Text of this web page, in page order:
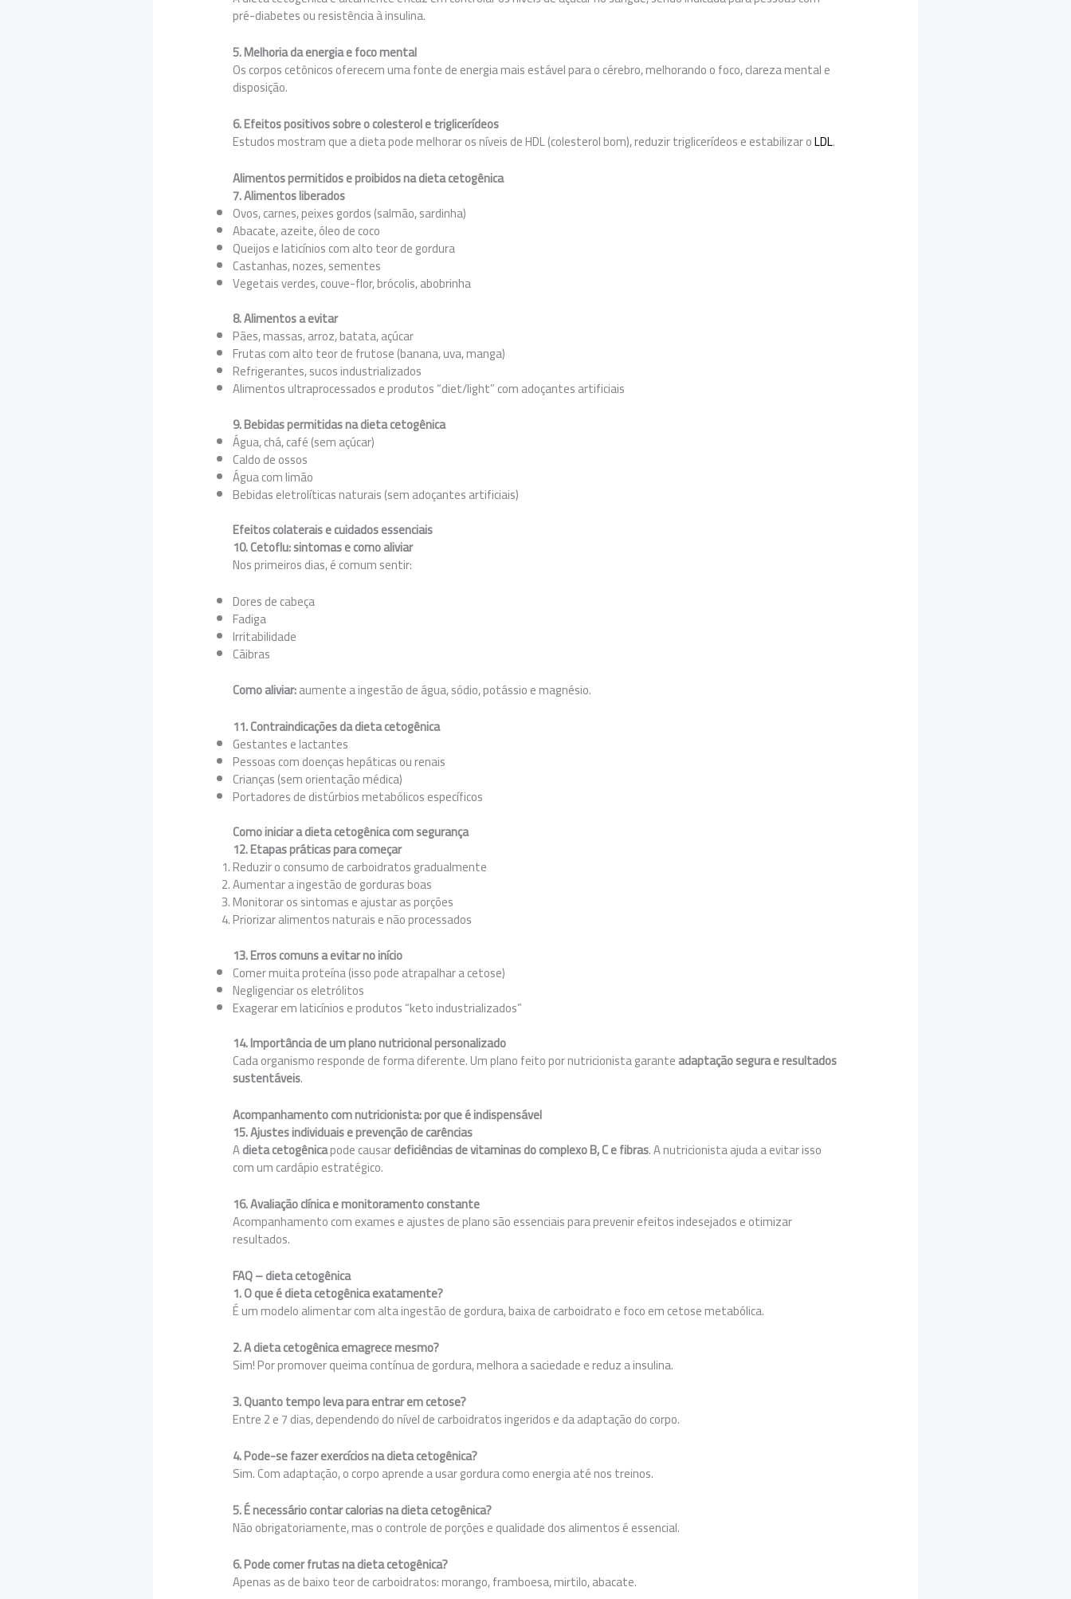
pré-diabetes ou resistência à insulina.
5. Melhoria da energia e foco mental
Os corpos cetônicos oferecem uma fonte de energia mais estável para o cérebro, melhorando o foco, clareza mental e
disposição.
6. Efeitos positivos sobre o colesterol e triglicerídeos
Estudos mostram que a dieta pode melhorar os níveis de HDL (colesterol bom), reduzir triglicerídeos e estabilizar oLDL.
Alimentos permitidos e proibidos na dieta cetogênica
7. Alimentos liberados
Ovos, carnes, peixes gordos (salmão, sardinha)
Abacate, azeite, óleo de coco
Queijos e laticínios com alto teor de gordura
Castanhas, nozes, sementes
Vegetais verdes, couve-flor, brócolis, abobrinha
8. Alimentos a evitar
Pães, massas, arroz, batata, açúcar
Frutas com alto teor de frutose (banana, uva, manga)
Refrigerantes, sucos industrializados
Alimentos ultraprocessados e produtos “diet/light” com adoçantes artificiais
9. Bebidas permitidas na dieta cetogênica
Água, chá, café (sem açúcar)
Caldo de ossos
Água com limão
Bebidas eletrolíticas naturais (sem adoçantes artificiais)
Efeitos colaterais e cuidados essenciais
10. Cetoflu: sintomas e como aliviar
Nos primeiros dias, é comum sentir:
Dores de cabeça
Fadiga
Irritabilidade
Cãibras
Como aliviar:aumente a ingestão de água, sódio, potássio e magnésio.
11. Contraindicações da dieta cetogênica
Gestantes e lactantes
Pessoas com doenças hepáticas ou renais
Crianças (sem orientação médica)
Portadores de distúrbios metabólicos específicos
Como iniciar a dieta cetogênica com segurança
12. Etapas práticas para começar
Reduzir o consumo de carboidratos gradualmente
Aumentar a ingestão de gorduras boas
Monitorar os sintomas e ajustar as porções
Priorizar alimentos naturais e não processados
13. Erros comuns a evitar no início
Comer muita proteína (isso pode atrapalhar a cetose)
Negligenciar os eletrólitos
Exagerar em laticínios e produtos “keto industrializados”
14. Importância de um plano nutricional personalizado
Cada organismo responde de forma diferente. Um plano feito por nutricionista garanteadaptação segura e resultados
sustentáveis.
Acompanhamento com nutricionista: por que é indispensável
15. Ajustes individuais e prevenção de carências
Adieta cetogênicapode causardeficiências de vitaminas do complexo B, C e fibras. A nutricionista ajuda a evitar isso
com um cardápio estratégico.
16. Avaliação clínica e monitoramento constante
Acompanhamento com exames e ajustes de plano são essenciais para prevenir efeitos indesejados e otimizar
resultados.
FAQ – dieta cetogênica
1. O que é dieta cetogênica exatamente?
É um modelo alimentar com alta ingestão de gordura, baixa de carboidrato e foco em cetose metabólica.
2. A dieta cetogênica emagrece mesmo?
Sim! Por promover queima contínua de gordura, melhora a saciedade e reduz a insulina.
3. Quanto tempo leva para entrar em cetose?
Entre 2 e 7 dias, dependendo do nível de carboidratos ingeridos e da adaptação do corpo.
4. Pode-se fazer exercícios na dieta cetogênica?
Sim. Com adaptação, o corpo aprende a usar gordura como energia até nos treinos.
5. É necessário contar calorias na dieta cetogênica?
Não obrigatoriamente, mas o controle de porções e qualidade dos alimentos é essencial.
6. Pode comer frutas na dieta cetogênica?
Apenas as de baixo teor de carboidratos: morango, framboesa, mirtilo, abacate.